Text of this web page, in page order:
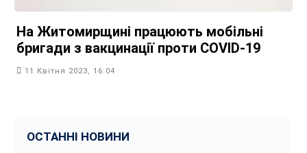
На Житомирщині працюють мобільні
бригади з вакцинації проти COVID-19
11 Квітня 2023, 16:04
ОСТАННІ НОВИНИ